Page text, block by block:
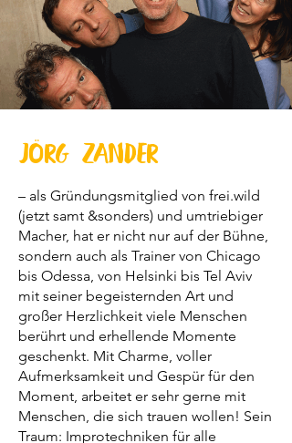
Jörg Zander
– als Gründungsmitglied von frei.wild
(jetzt samt &sonders) und umtriebiger
Macher, hat er nicht nur auf der Bühne,
sondern auch als Trainer von Chicago
bis Odessa, von Helsinki bis Tel Aviv
mit seiner begeisternden Art und
großer Herzlichkeit viele Menschen
berührt und erhellende Momente
geschenkt. Mit Charme, voller
Aufmerksamkeit und Gespür für den
Moment, arbeitet er sehr gerne mit
Menschen, die sich trauen wollen! Sein
Traum: Improtechniken für alle